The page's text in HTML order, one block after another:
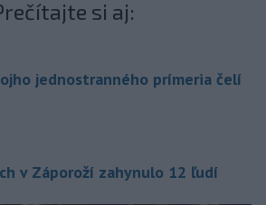
si aj:
jednostranného prímeria čelí
v Záporoží zahynulo 12 ľudí